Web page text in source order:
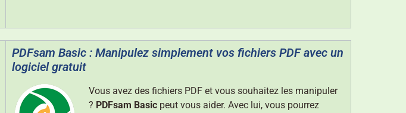
PDFsam Basic : Manipulez simplement vos fichiers PDF avec un
logiciel gratuit
Vous avez des fichiers PDF et vous souhaitez les manipuler
? PDFsam Basic peut vous aider. Avec lui, vous pourrez